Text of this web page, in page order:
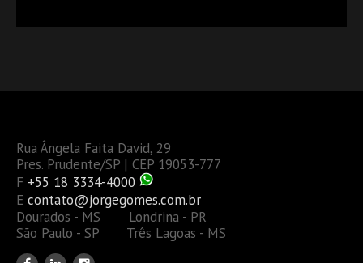
Rua Ângela Faita David, 29
Pres. Prudente/SP | CEP 19053-777
F +55 18 3334-4000
E contato@jorgegomes.com.br
Dourados - MS Londrina - PR
São Paulo - SP Três Lagoas - MS